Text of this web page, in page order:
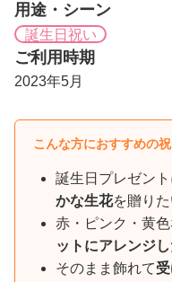
用途・シーン
誕生日祝い
ご利用時期
2023年5月
こんな方におすすめの
誕生日プレゼント
かな生花を贈り
赤・ピンク・黄
ットにアレンジ
そのまま飾れて